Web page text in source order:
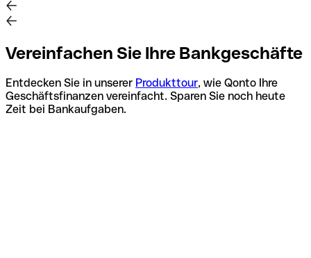
Vereinfachen Sie Ihre Bankgeschäfte
Entdecken Sie in unserer Produkttour, wie Qonto Ihre
Geschäftsfinanzen vereinfacht. Sparen Sie noch heute
Zeit bei Bankaufgaben.